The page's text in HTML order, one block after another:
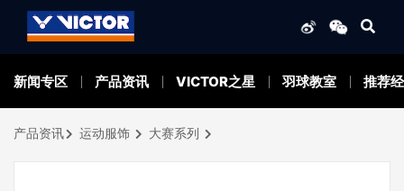
新闻专区 产品资讯 VICTOR之星 羽球教室 推荐
产品资讯 运动服饰 大赛系列